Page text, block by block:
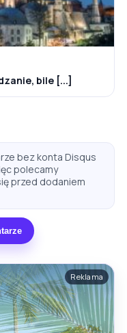
bile [...]
bez konta Disqus
polecamy
przed dodaniem
Reklama